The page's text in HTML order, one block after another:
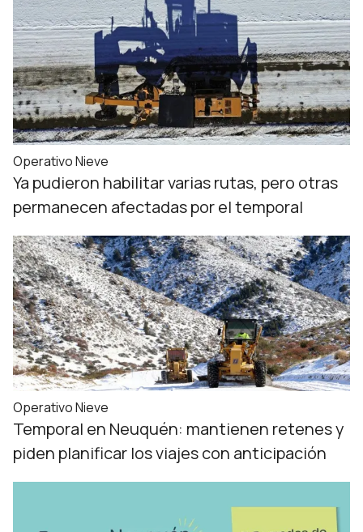
Operativo Nieve
Ya pudieron habilitar varias rutas, pero otras
permanecen afectadas por el temporal
Operativo Nieve
Temporal en Neuquén: mantienen retenes y
piden planificar los viajes con anticipación